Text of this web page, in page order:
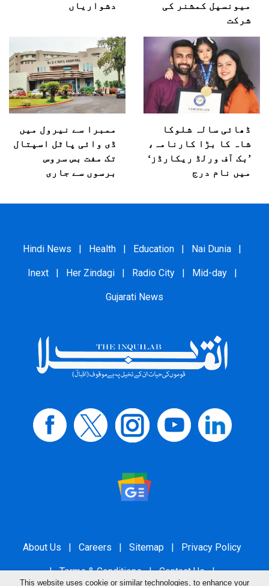
میونسپل کمشنر کی
شرکت
دشواریاں
ڈھائی سالہ شلوکا
شاہ کا بڑا کارنامہ،
’بک آف ورلڈ ریکارڈز‘
میں نام درج
ممبرا سے نیرول میں
ڈی وائی پاٹل اسپتال
تک مفت بس سروس
برسوں سے جاری
Hindi News | Health | Education | Nai Dunia |
Inext | Her Zindagi | Radio City | Mid-day |
Gujarati News
About Us | Careers | Sitemap | Privacy Policy
| Terms & Conditions | Contact Us |
This website uses cookie or similar technologies, to enhance your